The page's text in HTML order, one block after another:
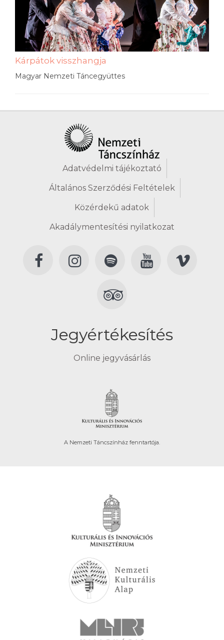
Kárpátok visszhangja
Magyar Nemzeti Táncegyüttes
Adatvédelmi tájékoztató
Általános Szerződési Feltételek
Közérdekű adatok
Akadálymentesítési nyilatkozat
Jegyértékesítés
Online jegyvásárlás
A Nemzeti Táncszínház fenntartója.